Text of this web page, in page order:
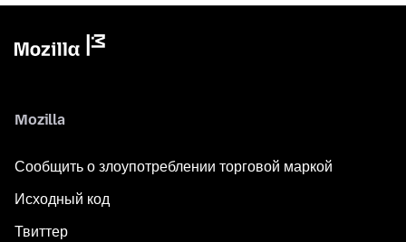
Mozilla
Сообщить о злоупотреблении торговой маркой
Исходный код
Твиттер